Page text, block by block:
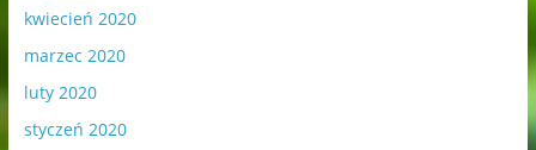
kwiecień 2020
marzec 2020
luty 2020
styczeń 2020